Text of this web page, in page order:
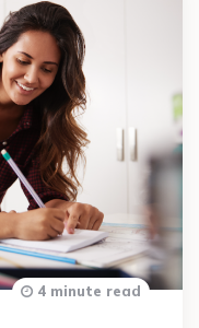
4 minute read